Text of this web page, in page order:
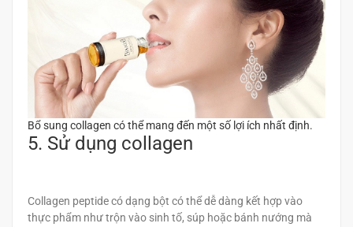
Bổ sung collagen có thể mang đến một số lợi ích nhất định.
5. Sử dụng collagen
Collagen peptide có dạng bột có thể dễ dàng kết hợp vào
thực phẩm như trộn vào sinh tố, súp hoặc bánh nướng mà